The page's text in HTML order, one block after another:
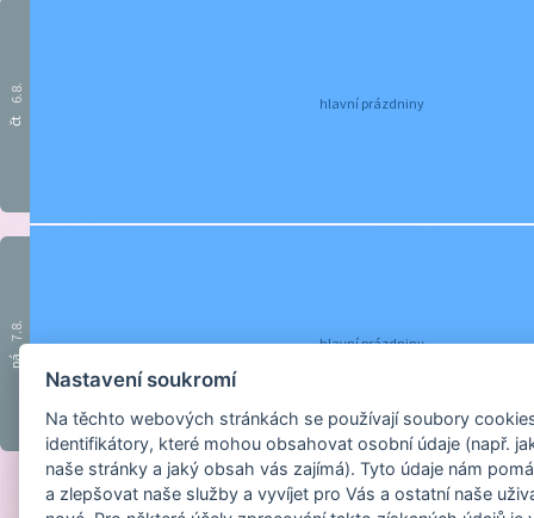
čt
6.8. hlavní prázdniny
pá
7.8.
hlavní prázdniny
Provozováno na
Nastavení soukromí
Na těchto webových stránkách se používají soubory
identifikátory, které mohou obsahovat osobní údaje (např.
naše stránky a jaký obsah vás zajímá). Tyto údaje nám
a zlepšovat naše služby a vyvíjet pro Vás a ostatní naše